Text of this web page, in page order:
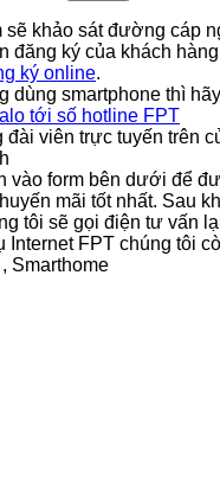
sẽ khảo sát đường cáp
đăng ký của khách
ký online.
dùng smartphone thì
tới số hotline FPT
đài viên trực tuyến trên
vào form bên dưới để
mãi tốt nhất. Sau
tôi sẽ gọi điện tư vấn
Internet FPT chúng tôi
, Smarthome